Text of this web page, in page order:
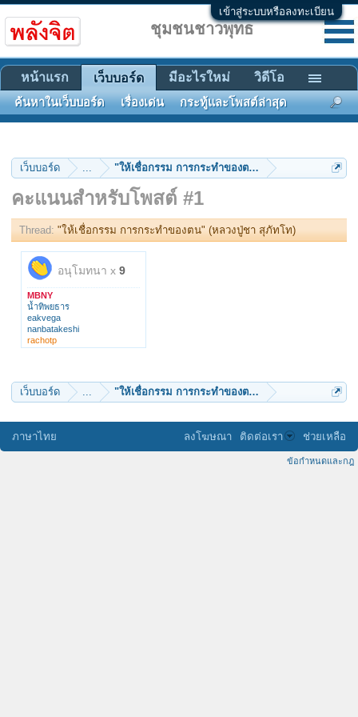
เข้าสู่ระบบหรือลงทะเบียน
เว็บบอร์ด ... "ให้เชื่อกรรม การกระทำของตน" (หลวงปู่ชา สุภัทโท)
คะแนนสำหรับโพสต์ #1
Thread: "ให้เชื่อกรรม การกระทำของตน" (หลวงปู่ชา สุภัทโท)
อนุโมทนา x 9
MBNY
น้ำทิพยธาร
eakvega
nanbatakeshi
rachotp
lotusbudth
นุชชบา17
เว็บบอร์ด ... "ให้เชื่อกรรม การกระทำของตน" (หลวงปู่ชา สุภัทโท)
ชุมชนชาวพุทธ
หน้าแรก เว็บบอร์ด
ค้นหาในเว็บบอร์ด เรื่องเด่น กระทู้และโพสต์ล่าสุด
มีอะไรใหม่ วิดีโอ
ภาษาไทย ลงโฆษณา ติดต่อเรา ช่วยเหลือ
ข้อกำหนดและกฎ